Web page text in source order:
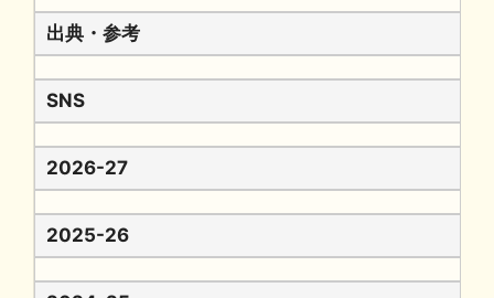
出典・参考
SNS
2026-27
2025-26